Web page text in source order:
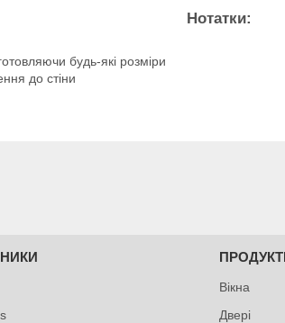
Нотатки:
будь-які розміри
до стіни
Вікна
Двері